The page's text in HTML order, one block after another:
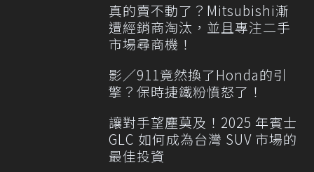
真的賣不動了？Mitsubishi漸
遭經銷商淘汰，並且專注二手
市場尋商機！
影／911竟然換了Honda的引
擎？保時捷鐵粉憤怒了！
讓對手望塵莫及！2025 年賓士
GLC 如何成為台灣 SUV 市場的
最佳投資